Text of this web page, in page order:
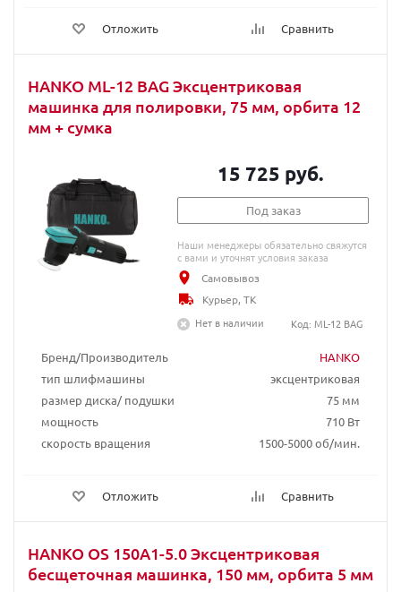
Отложить Сравнить
HANKO ML-12 BAG Эксцентриковая
машинка для полировки, 75 мм, орбита 12
мм + сумка
Бренд/Производитель
HANKO
тип шлифмашины
эксцентриковая
размер диска/ подушки
75 мм
мощность
710 Вт
скорость вращения
1500-5000 об/мин.
Отложить Сравнить
15 725 руб.
Под заказ
Наши менеджеры обязательно свяжутся
с вами и уточнят условия заказа
Самовывоз
Курьер, ТК
Нет в наличии
Код: ML-12 BAG
HANKO OS 150A1-5.0 Эксцентриковая
бесщеточная машинка, 150 мм, орбита 5 мм